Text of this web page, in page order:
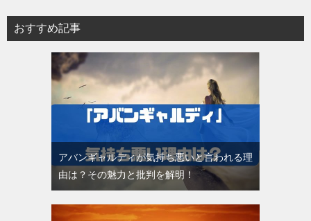
おすすめ記事
アバンギャルディが気持ち悪いと言われる理
由は？その魅力と批判を解明！